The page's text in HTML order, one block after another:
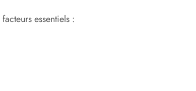
essentiels :